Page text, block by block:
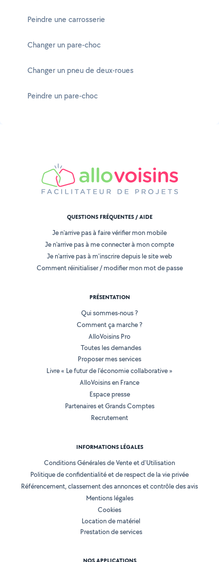
Peindre une carrosserie
Changer un pare-choc
Changer un pneu de deux-roues
Peindre un pare-choc
QUESTIONS FRÉQUENTES / AIDE
Je n'arrive pas à faire vérifier mon mobile
Je n'arrive pas à me connecter à mon compte
Je n'arrive pas à m'inscrire depuis le site web
Comment réinitialiser / modifier mon mot de passe
PRÉSENTATION
Qui sommes-nous ?
Comment ça marche ?
AlloVoisins Pro
Toutes les demandes
Proposer mes services
Livre « Le futur de l'économie collaborative »
AlloVoisins en France
Espace presse
Partenaires et Grands Comptes
Recrutement
INFORMATIONS LÉGALES
Conditions Générales de Vente et d'Utilisation
Politique de confidentialité et de respect de la vie privée
Référencement, classement des annonces et contrôle des avis
Mentions légales
Cookies
Location de matériel
Prestation de services